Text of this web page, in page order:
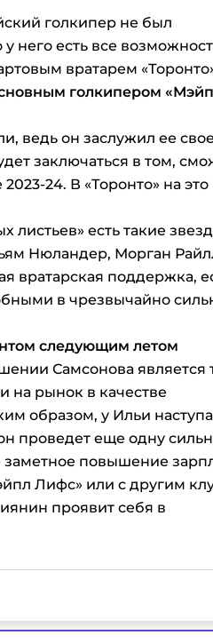
голкипер не был
у него есть все
вратарем
голкипером
ведь он заслужил ее
заключаться в том,
24. В «Торонто» на это
листьев» есть такие
Нюландер, Морган
вратарская поддержка,
в чрезвычайно
следующим летом
Самсонова является
на рынок в качестве
образом, у Ильи
проведет еще одну
повышение
Лифс» или с другим
проявит себя в